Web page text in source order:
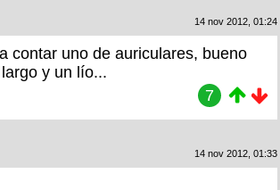
14 nov 2012, 01:24
contar uno de auriculares, bueno
y un lío...
7
14 nov 2012, 01:33